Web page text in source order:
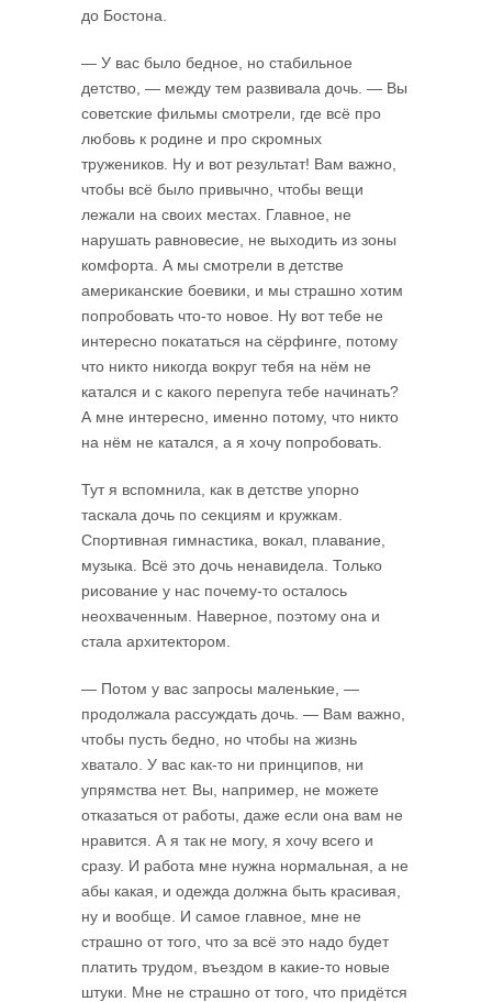
до Бостона.
— У вас было бедное, но стабильное
детство, — между тем развивала дочь. — Вы
советские фильмы смотрели, где всё про
любовь к родине и про скромных
тружеников. Ну и вот результат! Вам важно,
чтобы всё было привычно, чтобы вещи
лежали на своих местах. Главное, не
нарушать равновесие, не выходить из зоны
комфорта. А мы смотрели в детстве
американские боевики, и мы страшно хотим
попробовать что-то новое. Ну вот тебе не
интересно покататься на сёрфинге, потому
что никто никогда вокруг тебя на нём не
катался и с какого перепуга тебе начинать?
А мне интересно, именно потому, что никто
на нём не катался, а я хочу попробовать.
Тут я вспомнила, как в детстве упорно
таскала дочь по секциям и кружкам.
Спортивная гимнастика, вокал, плавание,
музыка. Всё это дочь ненавидела. Только
рисование у нас почему-то осталось
неохваченным. Наверное, поэтому она и
стала архитектором.
— Потом у вас запросы маленькие, —
продолжала рассуждать дочь. — Вам важно,
чтобы пусть бедно, но чтобы на жизнь
хватало. У вас как-то ни принципов, ни
упрямства нет. Вы, например, не можете
отказаться от работы, даже если она вам не
нравится. А я так не могу, я хочу всего и
сразу. И работа мне нужна нормальная, а не
абы какая, и одежда должна быть красивая,
ну и вообще. И самое главное, мне не
страшно от того, что за всё это надо будет
платить трудом, въездом в какие-то новые
штуки. Мне не страшно от того, что придётся